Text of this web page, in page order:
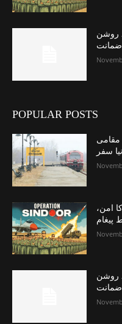
روشن
POPULAR POSTS
مقامی
سفر
امن،
پیغام
روشن